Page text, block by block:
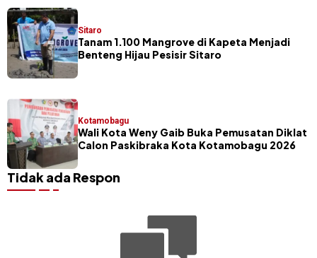
Sitaro
Tanam 1.100 Mangrove di Kapeta Menjadi
Benteng Hijau Pesisir Sitaro
Kotamobagu
Wali Kota Weny Gaib Buka Pemusatan Diklat
Calon Paskibraka Kota Kotamobagu 2026
Tidak ada Respon